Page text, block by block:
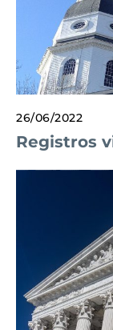
26/06/2022
Registros